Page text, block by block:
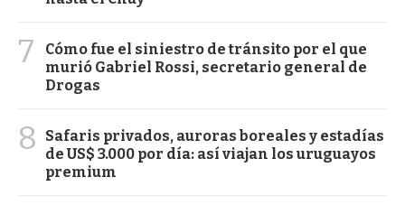
7
Cómo fue el siniestro de tránsito por el que
murió Gabriel Rossi, secretario general de
Drogas
8
Safaris privados, auroras boreales y estadías
de US$ 3.000 por día: así viajan los uruguayos
premium